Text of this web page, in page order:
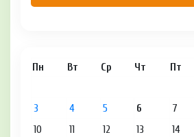
Пн Вт Ср Чт Пт
3
4 5 6 7
10
11 12 13 14